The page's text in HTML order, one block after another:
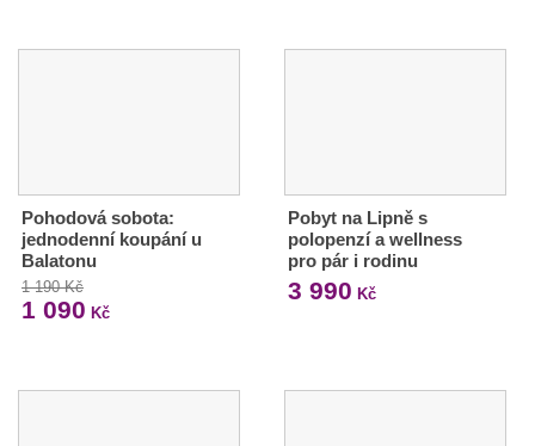
Pohodová sobota:
jednodenní koupání u
Balatonu
1 190 Kč
1 090 Kč
Pobyt na Lipně s
polopenzí a wellness
pro pár i rodinu
3 990 Kč